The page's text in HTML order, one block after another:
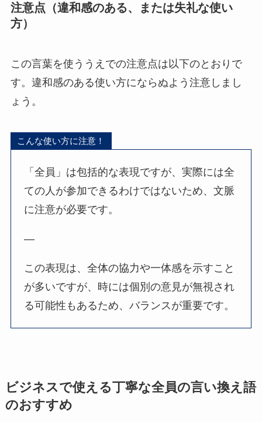
注意点（違和感のある、または失礼な使い
方）
この言葉を使ううえでの注意点は以下のとおりで
す。違和感のある使い方にならぬよう注意しまし
ょう。
こんな使い方に注意！
「全員」は包括的な表現ですが、実際には全
ての人が参加できるわけではないため、文脈
に注意が必要です。
—
この表現は、全体の協力や一体感を示すこと
が多いですが、時には個別の意見が無視され
る可能性もあるため、バランスが重要です。
ビジネスで使える丁寧な全員の言い換え語
のおすすめ